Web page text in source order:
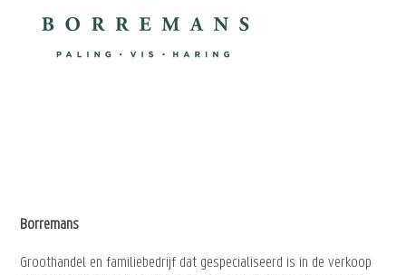
Borremans
Groothandel en familiebedrijf dat gespecialiseerd is in de verkoop